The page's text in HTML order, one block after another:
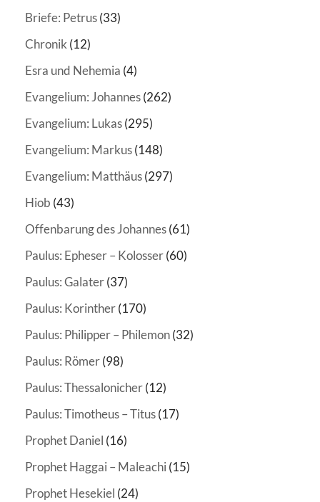
Briefe: Petrus(33)
Chronik (12)
Esra und Nehemia (4)
Evangelium: Johannes(262)
Evangelium: Lukas(295)
Evangelium: Markus(148)
Evangelium: Matthäus(297)
Hiob (43)
Offenbarung des Johannes(61)
Paulus: Epheser – Kolosser(60)
Paulus: Galater(37)
Paulus: Korinther(170)
Paulus: Philipper – Philemon(32)
Paulus: Römer(98)
Paulus: Thessalonicher(12)
Paulus: Timotheus – Titus(17)
Prophet Daniel (16)
Prophet Haggai – Maleachi (15)
Prophet Hesekiel (24)